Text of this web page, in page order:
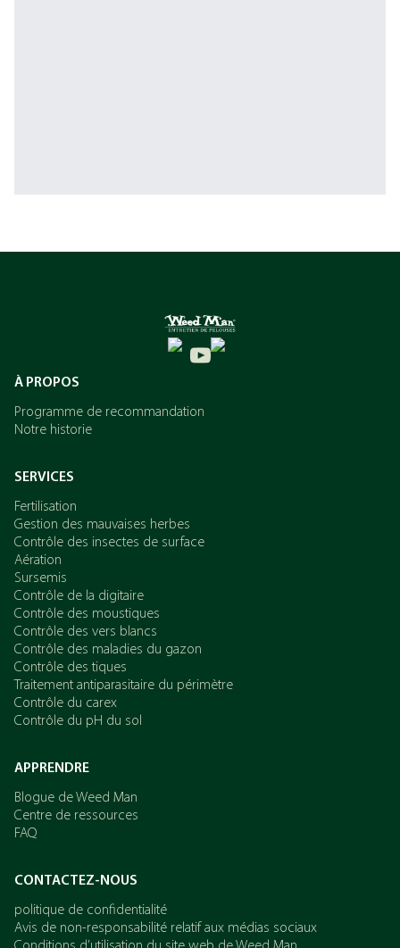
À PROPOS
Programme de recommandation
Notre historie
SERVICES
Fertilisation
Gestion des mauvaises herbes
Contrôle des insectes de surface
Aération
Sursemis
Contrôle de la digitaire
Contrôle des moustiques
Contrôle des vers blancs
Contrôle des maladies du gazon
Contrôle des tiques
Traitement antiparasitaire du périmètre
Contrôle du carex
Contrôle du pH du sol
APPRENDRE
Blogue de Weed Man
Centre de ressources
FAQ
CONTACTEZ-NOUS
politique de confidentialité
Avis de non-responsabilité relatif aux médias sociaux